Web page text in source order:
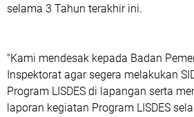
selama 3 Tahun terakhir ini.
"Kami mendesak kepada Badan
Inspektorat agar segera melakukan
Program LISDES di lapangan serta
laporan kegiatan Program LISDES